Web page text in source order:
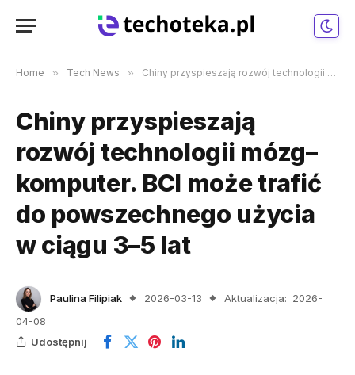
Home » Tech News » Chiny przyspieszają rozwój technologii mózg–komputer. BCI może trafić do powszechnego użycia w ciągu 3–5 lat
Chiny przyspieszają
rozwój technologii mózg–
komputer. BCI może trafić
do powszechnego użycia
w ciągu 3–5 lat
Paulina Filipiak 2026-03-13 Aktualizacja: 2026-
04-08
Udostępnij